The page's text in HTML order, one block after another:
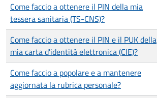
Come faccio a ottenere il PIN della mia
tessera sanitaria (TS-CNS)?
Come faccio a ottenere il PIN e il PUK della
mia carta d'identità elettronica (CIE)?
Come faccio a popolare e a mantenere
aggiornata la rubrica personale?